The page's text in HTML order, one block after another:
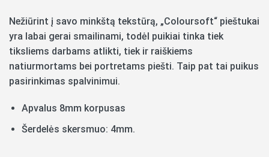
Nežiūrint į savo minkštą tekstūrą, „Coloursoft“ pieštukai
yra labai gerai smailinami, todėl puikiai tinka tiek
tiksliems darbams atlikti, tiek ir raiškiems
natiurmortams bei portretams piešti. Taip pat tai puikus
pasirinkimas spalvinimui.
Apvalus 8mm korpusas
Šerdelės skersmuo: 4mm.